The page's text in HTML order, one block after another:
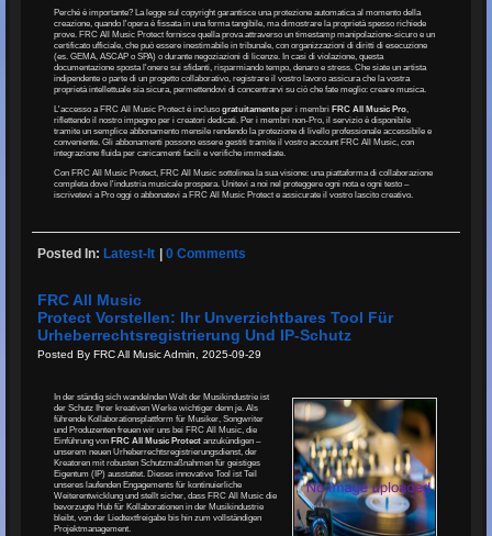
Perché è importante? La legge sul copyright garantisce una protezione automatica al momento della
creazione, quando l'opera è fissata in una forma tangibile, ma dimostrare la proprietà spesso richiede
prove. FRC All Music Protect fornisce quella prova attraverso un timestamp manipolazione-sicuro e un
certificato ufficiale, che può essere inestimabile in tribunale, con organizzazioni di diritti di esecuzione
(es. GEMA, ASCAP o SPA) o durante negoziazioni di licenze. In casi di violazione, questa
documentazione sposta l'onere sui sfidanti, risparmiando tempo, denaro e stress. Che siate un artista
indipendente o parte di un progetto collaborativo, registrare il vostro lavoro assicura che la vostra
proprietà intellettuale sia sicura, permettendovi di concentrarvi su ciò che fate meglio: creare musica.
L'accesso a FRC All Music Protect è inclusogratuitamente per i membri FRC All Music Pro,
riflettendo il nostro impegno per i creatori dedicati. Per i membri non-Pro, il servizio è disponibile
tramite un semplice abbonamento mensile rendendo la protezione di livello professionale accessibile e
conveniente. Gli abbonamenti possono essere gestiti tramite il vostro account FRC All Music, con
integrazione fluida per caricamenti facili e verifiche immediate.
Con FRC All Music Protect, FRC All Music sottolinea la sua visione: una piattaforma di collaborazione
completa dove l'industria musicale prospera. Unitevi a noi nel proteggere ogni nota e ogni testo –
iscrivetevi a Pro oggi o abbonatevi a FRC All Music Protect e assicurate il vostro lascito creativo.
Posted In: Latest-It |0 Comments
FRC All Music
Protect Vorstellen: Ihr Unverzichtbares Tool Für
Urheberrechtsregistrierung Und IP-Schutz
Posted By FRC All Music Admin, 2025-09-29
In der ständig sich wandelnden Welt der Musikindustrie ist
der Schutz Ihrer kreativen Werke wichtiger denn je. Als
führende Kollaborationsplattform für Musiker, Songwriter
und Produzenten freuen wir uns bei FRC All Music, die
Einführung von FRC All Music Protect anzukündigen –
unserem neuen Urheberrechtsregistrierungsdienst, der
Kreatoren mit robusten Schutzmaßnahmen für geistiges
Eigentum (IP) ausstattet. Dieses innovative Tool ist Teil
unseres laufenden Engagements für kontinuierliche
Weiterentwicklung und stellt sicher, dass FRC All Music die
bevorzugte Hub für Kollaborationen in der Musikindustrie
bleibt, von der Liedtextfreigabe bis hin zum vollständigen
Projektmanagement.